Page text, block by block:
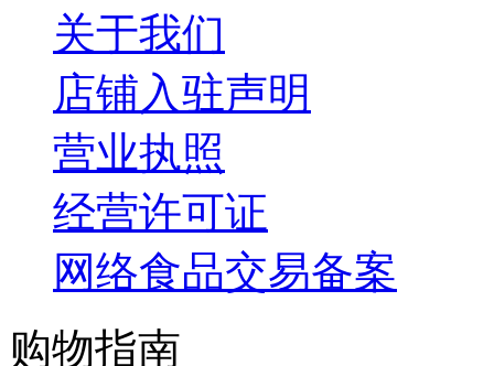
关于我们
店铺入驻声明
营业执照
经营许可证
网络食品交易备案
购物指南